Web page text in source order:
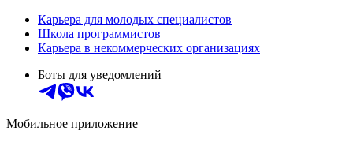
Карьера для молодых специалистов
Школа программистов
Карьера в некоммерческих организациях
Боты для уведомлений
Мобильное приложение